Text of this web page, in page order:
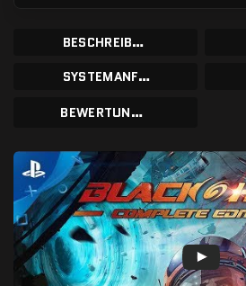
BESCHREIBUNG
SYSTEMANFORDERUNGEN
BEWERTUNGEN